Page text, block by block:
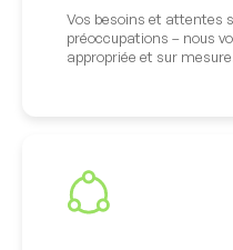
Vos besoins et attentes
préoccupations – nous
appropriée et sur